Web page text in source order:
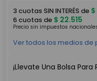
3 cuotas SIN INTERÉS de $
6 cuotas de $ 22.515
Precio sin impuestos
Ver todos los medios de
¡Llevate Una Bolsa Para